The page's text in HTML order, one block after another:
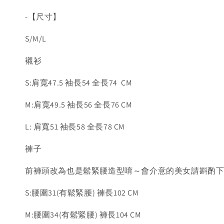
-【尺寸】
S/M/L
襯衫
S:肩寬47.5 袖長54 全長74 CM
M:肩寬49.5 袖長56 全長76 CM
L: 肩寬51 袖長58 全長78 CM
褲子
前褲頭改為也是鬆緊腰造型唷～會介意的美女請斟酌
S:腰圍31(有鬆緊腰) 褲長102 CM
M:腰圍34(有鬆緊腰) 褲長104 CM